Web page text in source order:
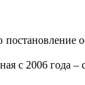
об
2006 года –